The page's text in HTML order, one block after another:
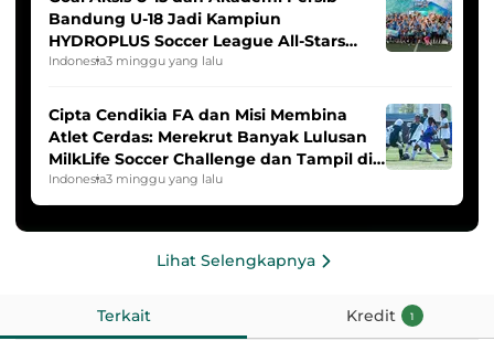
Bandung U-18 Jadi Kampiun
HYDROPLUS Soccer League All-Stars
2025/2026
Indonesia3 minggu yang lalu
Cipta Cendikia FA dan Misi Membina
Atlet Cerdas: Merekrut Banyak Lulusan
MilkLife Soccer Challenge dan Tampil di
HYDROPLUS Soccer League
Indonesia3 minggu yang lalu
Lihat Selengkapnya
Terkait Kredit 1